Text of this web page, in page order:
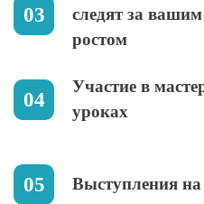
следят за
ростом
Участие в
уроках
Выступления на